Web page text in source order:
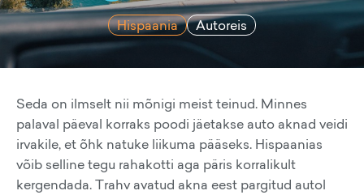
Hispaania Autoreis
Seda on ilmselt nii mõnigi meist teinud. Minnes
palaval päeval korraks poodi jäetakse auto aknad veidi
irvakile, et õhk natuke liikuma pääseks. Hispaanias
võib selline tegu rahakotti aga päris korralikult
kergendada. Trahv avatud akna eest pargitud autol